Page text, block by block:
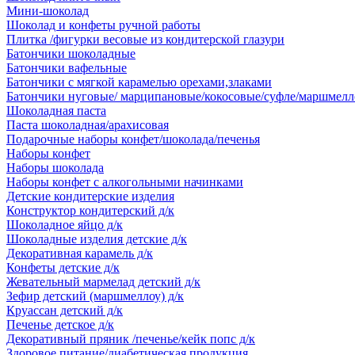
Мини-шоколад
Шоколад и конфеты ручной работы
Плитка /фигурки весовые из кондитерской глазури
Батончики шоколадные
Батончики вафельные
Батончики с мягкой карамелью орехами,злаками
Батончики нуговые/ марципановые/кокосовые/суфле/
Шоколадная паста
Паста шоколадная/арахисовая
Подарочные наборы конфет/шоколада/печенья
Наборы конфет
Наборы шоколада
Наборы конфет с алкогольными начинками
Детские кондитерские изделия
Конструктор кондитерский д/к
Шоколадное яйцо д/к
Шоколадные изделия детские д/к
Декоративная карамель д/к
Конфеты детские д/к
Жевательный мармелад детский д/к
Зефир детский (маршмеллоу) д/к
Круассан детский д/к
Печенье детское д/к
Декоративный пряник /печенье/кейк попс д/к